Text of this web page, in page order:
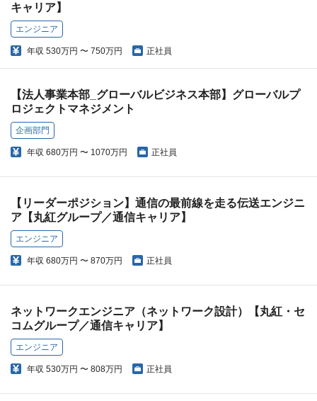
キャリア】
エンジニア
年収 530万円 〜 750万円 正社員
【法人事業本部_グローバルビジネス本部】グローバルプ
ロジェクトマネジメント
企画部門
年収 680万円 〜 1070万円 正社員
【リーダーポジション】通信の最前線を走る伝送エンジニ
ア【丸紅グループ／通信キャリア】
エンジニア
年収 680万円 〜 870万円 正社員
ネットワークエンジニア（ネットワーク設計）【丸紅・セ
コムグループ／通信キャリア】
エンジニア
年収 530万円 〜 808万円 正社員